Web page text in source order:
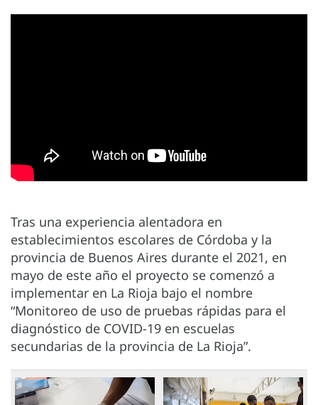
Tras una experiencia alentadora en
establecimientos escolares de Córdoba y la
provincia de Buenos Aires durante el 2021, en
mayo de este año el proyecto se comenzó a
implementar en La Rioja bajo el nombre
“Monitoreo de uso de pruebas rápidas para el
diagnóstico de COVID-19 en escuelas
secundarias de la provincia de La Rioja”.